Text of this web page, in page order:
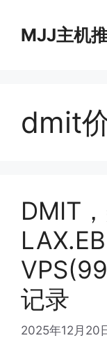
MJJ主机
dmit
DMIT
LAX.EB
记录
2025年12月20